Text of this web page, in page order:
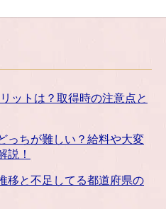
ットは？取得時の注意点と
っちが難しい？給料や大変
説！
移と不足してる都道府県の